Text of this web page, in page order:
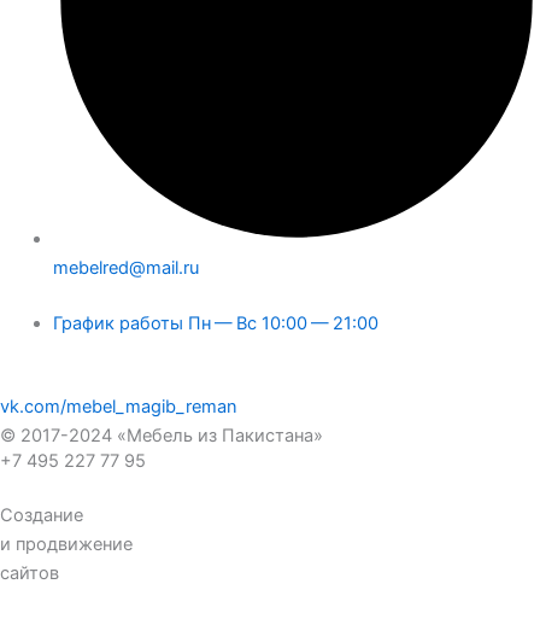
mebelred@mail.ru
График работы Пн — Вс 10:00 — 21:00
vk.com/mebel_magib_reman
© 2017-2024 «Мебель из Пакистана»
+7 495 227 77 95
Создание
и продвижение
сайтов